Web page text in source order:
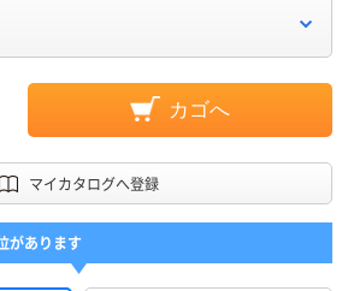
カゴへ
マイカタログへ登録
があります